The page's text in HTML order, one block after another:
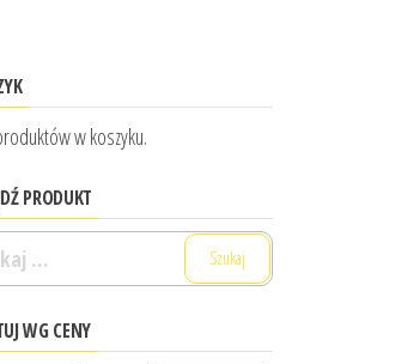
w koszyku.
PRODUKT
WG CENY